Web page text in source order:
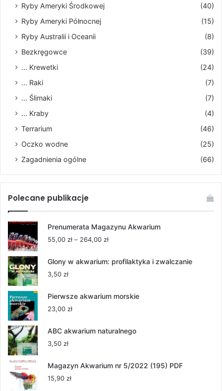
Ryby Ameryki Środkowej
(40)
Ryby Ameryki Północnej
(15)
Ryby Australii i Oceanii
(8)
Bezkręgowce
(39)
... Krewetki
(24)
... Raki
(7)
... Ślimaki
(7)
... Kraby
(4)
Terrarium
(46)
Oczko wodne
(25)
Zagadnienia ogólne
(66)
Polecane publikacje
Prenumerata Magazynu Akwarium
55,00 zł – 264,00 złZakres
od
Glony w akwarium: profilaktyka i zwalczanie
3,50 zł
Pierwsze akwarium morskie
23,00 zł
ABC akwarium naturalnego
3,50 zł
Magazyn Akwarium nr 5/2022 (195) PDF
15,90 zł